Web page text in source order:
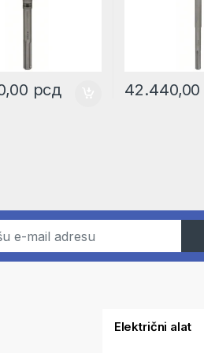
рсд 42.440,00
Električni alat